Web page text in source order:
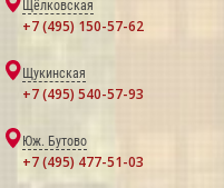
Щёлковская
+7 (495) 150-57-62
Щукинская
+7 (495) 540-57-93
Юж. Бутово
+7 (495) 477-51-03